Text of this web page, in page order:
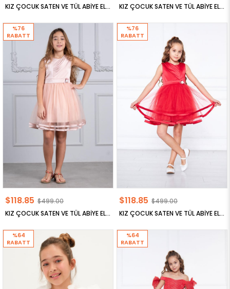
KIZ ÇOCUK SATEN VE TÜL ABİYE ELBİSE KIZ ÇOCUK SATEN VE TÜL ABİYE ELBİSE
KIZ ÇOCUK SATEN VE TÜL ABİYE ELBİSE
$118.85 $499.00
%76
RABATT
KIZ ÇOCUK SATEN VE TÜL ABİYE ELBİSE
$118.85 $499.00
%76
RABATT
%64
RABATT
%64
RABATT